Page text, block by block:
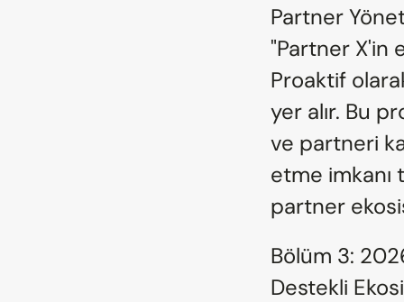
Partner
"Partner X'in
Proaktif
yer alır. Bu
ve partneri
etme imkanı
partner
Bölüm 3:
Destekli